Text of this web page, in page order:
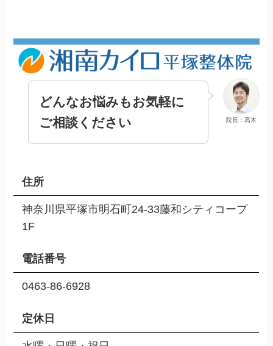
院長：高木
どんなお悩みもお気軽に
ご相談ください
住所
神奈川県平塚市明石町24-33藤和シティコープ
1F
電話番号
0463-86-6928
定休日